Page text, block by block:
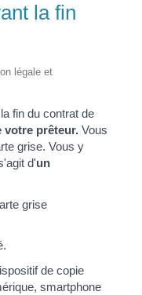
la fin
légale et
fin du contrat de
votre prêteur. Vous
grise. Vous y
d'un
grise
de copie
smartphone